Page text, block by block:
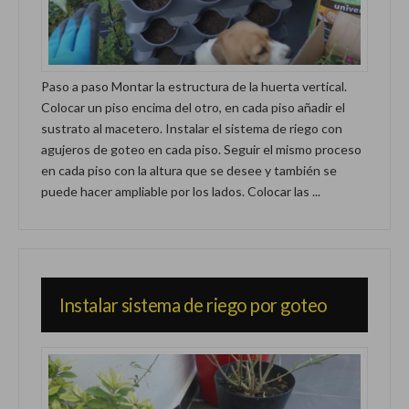
Paso a paso Montar la estructura de la huerta vertical.
Colocar un piso encima del otro, en cada piso añadir el
sustrato al macetero. Instalar el sistema de riego con
agujeros de goteo en cada piso. Seguir el mismo proceso
en cada piso con la altura que se desee y también se
puede hacer ampliable por los lados. Colocar las ...
Instalar sistema de riego por goteo